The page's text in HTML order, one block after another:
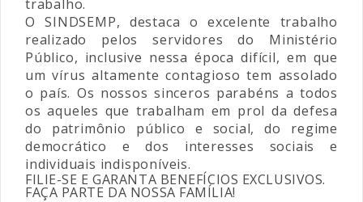
trabalho.
O SINDSEMP, destaca o excelente trabalho
realizado pelos servidores do Ministério
Público, inclusive nessa época difícil, em que
um vírus altamente contagioso tem assolado
o país. Os nossos sinceros parabéns a todos
os aqueles que trabalham em prol da defesa
do patrimônio público e social, do regime
democrático e dos interesses sociais e
individuais indisponíveis.
FILIE-SE E GARANTA BENEFÍCIOS EXCLUSIVOS.
FAÇA PARTE DA NOSSA FAMÍLIA!